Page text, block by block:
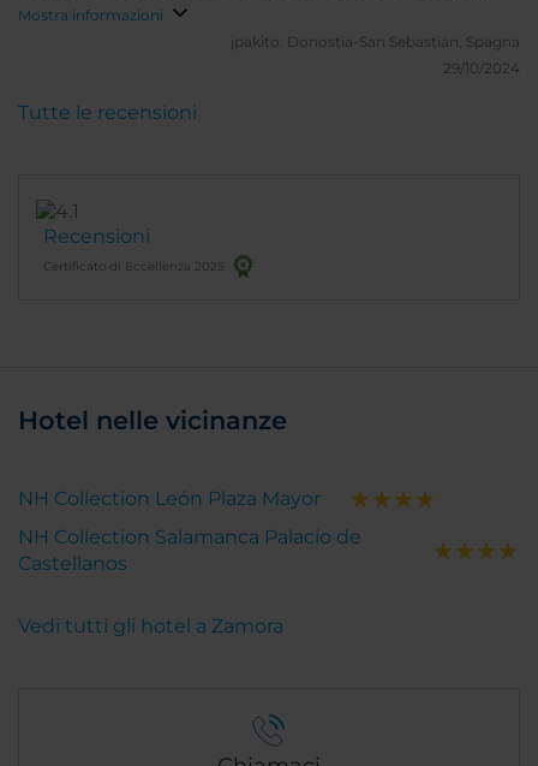
Mayor y pudimos aparcar muy cerca de forma
Mostra informazioni
jpakito. Donostia-San Sebastián, Spagna
29/10/2024
Recensioni
Certificato di Eccellenza 2025
Tutte le recensioni
Hotel nelle vicinanze
NH Collection León Plaza Mayor
NH Collection Salamanca Palacio de
Castellanos
Vedi tutti gli hotel a Zamora